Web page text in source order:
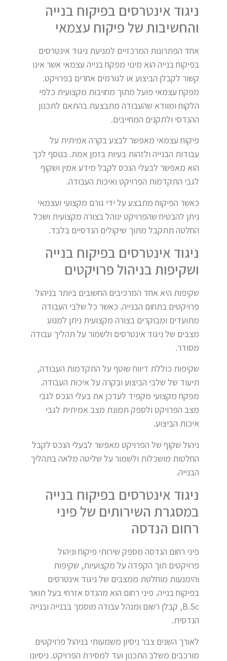
ניגוד אינטרסים בפיקוח בנייה
והחשיבות של פיקוח עצמאי
אחד הפתרונות המרכזיים למניעת ניגוד אינטרסים
בפיקוח בנייה הוא מינוי מפקח בנייה עצמאי אשר אינו
קשור לקבלן הביצוע או לגורמים אחרים בפרויקט.
מפקח עצמאי פועל מתוך מחויבות מקצועית כלפי
הלקוח ומוודא שהעבודה מתבצעת בהתאם לתכנון
ההנדסי ולתקנים המחייבים.
פיקוח עצמאי מאפשר לבצע בקרה אמיתית על
עבודות הבנייה ולזהות בעיות בזמן אמת. בנוסף לכך
הוא מאפשר לבעלי הנכס לקבל מידע אמין ושקוף
לגבי התקדמות הפרויקט ואיכות העבודה.
כאשר הפיקוח מתבצע על ידי גורם מקצועי ועצמאי
ניתן להבטיח שהפרויקט ינוהל בצורה מקצועית ושכל
החלטה תתקבל מתוך שיקולים הנדסיים בלבד.
ניגוד אינטרסים בפיקוח בנייה
ושקיפות בניהול פרויקטים
שקיפות היא אחד המרכיבים החשובים ביותר בניהול
פרויקטים בתחום הבנייה. כאשר כל שלבי העבודה
מתועדים ומבוקרים בצורה מקצועית ניתן למנוע
מצבים של ניגוד אינטרסים ולשמור על תהליך עבודה
מסודר.
שקיפות כוללת דיווח שוטף על התקדמות העבודה,
תיעוד של שלבי הביצוע ובקרה על איכות העבודה.
מפקח מקצועי מקפיד לעדכן את בעלי הנכס לגבי
מצב הפרויקט ולספק תמונת מצב אמיתית לגבי
איכות הביצוע.
ניהול שקוף של הפרויקט מאפשר לבעלי הנכס לקבל
החלטות מושכלות ולשמור על שליטה מלאה בתהליך
הבנייה.
ניגוד אינטרסים בפיקוח בנייה
במסגרת השירותים של פיני
רחום הנדסה
פיני רחום הנדסה מספק שירותי פיקוח וניהול
פרויקטים תוך הקפדה על מקצועיות, שקיפות
והימנעות מוחלטת ממצבים של ניגוד אינטרסים
בפיקוח בנייה. פיני רחום הוא מהנדס אזרחי בעל תואר
B.Sc, קבלן רשום ומנהל עבודה מוסמך בבנייה ובנייה
הנדסית.
לאורך השנים צבר ניסיון משמעותי בניהול פרויקטים
מורכבים משלב התכנון ועד למסירת הפרויקט. ניסיונו